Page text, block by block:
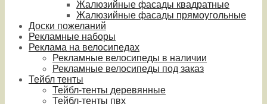
Жалюзийные фасады квадратные
Жалюзийные фасады прямоугольные
Доски пожеланий
Рекламные наборы
Реклама на велосипедах
Рекламные велосипеды в наличии
Рекламные велосипеды под заказ
Тейбл тенты
Тейбл-тенты деревянные
Тейбл-тенты пвх